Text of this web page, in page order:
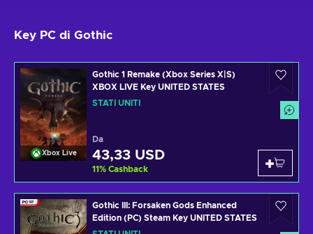
Key PC di Gothic
Xbox Live
Gothic 1 Remake (Xbox Series X|S)
XBOX LIVE Key UNITED STATES
STATI UNITI
Da
43,33 USD
11% Cashback
Gothic III: Forsaken Gods Enhanced
Edition (PC) Steam Key UNITED STATES